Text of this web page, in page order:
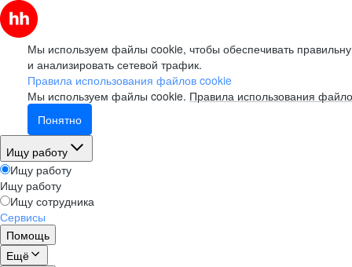
Мы используем файлы cookie, чтобы обеспечивать
и анализировать сетевой трафик.
Правила использования файлов cookie
Мы используем файлы cookie. Правила использования
Понятно
Ищу работу
Ищу работу
Ищу работу
Ищу сотрудника
Сервисы
Помощь
Ещё